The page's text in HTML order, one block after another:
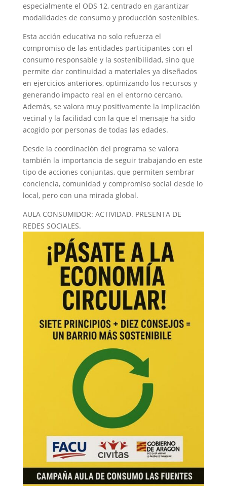
especialmente el ODS 12, centrado en garantizar
modalidades de consumo y producción sostenibles.
Esta acción educativa no solo refuerza el
compromiso de las entidades participantes con el
consumo responsable y la sostenibilidad, sino que
permite dar continuidad a materiales ya diseñados
en ejercicios anteriores, optimizando los recursos y
generando impacto real en el entorno cercano.
Además, se valora muy positivamente la implicación
vecinal y la facilidad con la que el mensaje ha sido
acogido por personas de todas las edades.
Desde la coordinación del programa se valora
también la importancia de seguir trabajando en este
tipo de acciones conjuntas, que permiten sembrar
conciencia, comunidad y compromiso social desde lo
local, pero con una mirada global.
AULA CONSUMIDOR: ACTIVIDAD. PRESENTA DE
REDES SOCIALES.